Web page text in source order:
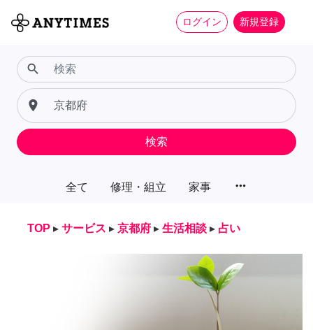
ログイン 新規登録
全て 修理・組立 家事 more_horiz
search
place
検索
TOP ▸ サービス ▸ 京都府 ▸ 生活相談 ▸ 占い